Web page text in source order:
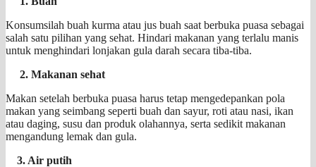
Konsumsilah buah kurma atau jus buah saat berbuka puasa sebagai
salah satu pilihan yang sehat. Hindari makanan yang terlalu manis
untuk menghindari lonjakan gula darah secara tiba-tiba.
2. Makanan sehat
Makan setelah berbuka puasa harus tetap mengedepankan pola
makan yang seimbang seperti buah dan sayur, roti atau nasi, ikan
atau daging, susu dan produk olahannya, serta sedikit makanan
mengandung lemak dan gula.
3. Air putih